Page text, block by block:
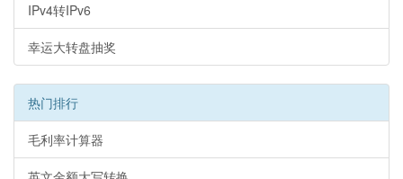
IPv4转IPv6
幸运大转盘抽奖
热门排行
毛利率计算器